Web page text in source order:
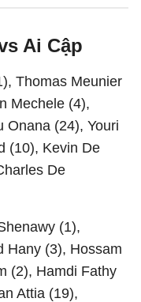
Ai Cập
Thomas Meunier
Mechele (4),
Onana (24), Youri
(10), Kevin De
De
(1),
Hany (3), Hossam
(2), Hamdi Fathy
Attia (19),